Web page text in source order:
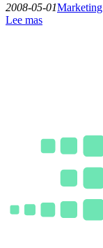
2008-05-01Marketing
Lee mas